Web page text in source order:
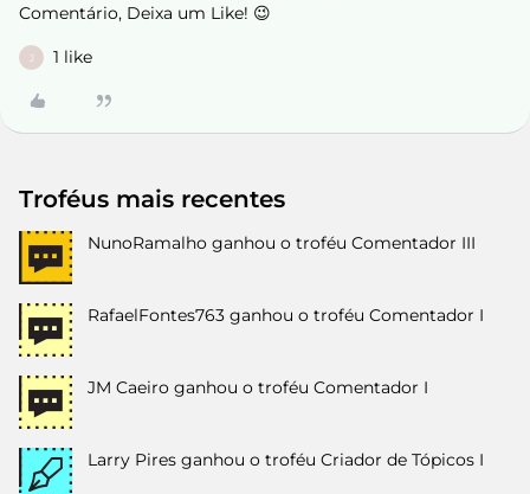
Comentário, Deixa um Like! 😉
J 1 like
Troféus mais recentes
NunoRamalho ganhou o troféu Comentador III
RafaelFontes763 ganhou o troféu Comentador I
JM Caeiro ganhou o troféu Comentador I
Larry Pires ganhou o troféu Criador de Tópicos I